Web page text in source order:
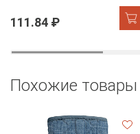
111.84 ₽
Похожие товары